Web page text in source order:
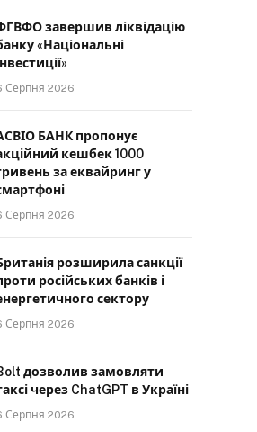
завершив ліквідацію
«Національні
Серпня 2026
БАНК пропонує
кешбек 1000
за еквайринг у
Серпня 2026
розширила санкції
російських банків і
сектору
Серпня 2026
дозволив замовляти
через ChatGPT в Україні
Серпня 2026